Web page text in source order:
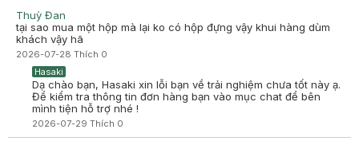
thời gian đánh giá. Sự hài lòng của khách hàng là động lực to
lớn để Hasaki ngày càng phát triển hơn nữa về chất lượng
dịch vụ. Cảm ơn bạn đã tin tưởng và mua sắm tại Hasaki!
Thuỳ Đan
tại sao mua một hộp mà lại ko có hộp đựng vậy khui hàng dùm
khách vậy hã
2026-07-28 Thích 0
Hasaki
Dạ chào bạn, Hasaki xin lỗi bạn về trải nghiệm chưa tốt này ạ.
Để kiểm tra thông tin đơn hàng bạn vào mục chat để bên
mình tiện hỗ trợ nhé !
2026-07-29 Thích 0